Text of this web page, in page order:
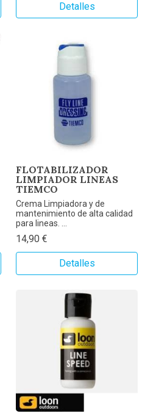
Detalles
FLOTABILIZADOR
LIMPIADOR LINEAS
TIEMCO
Crema Limpiadora y de
mantenimiento de alta calidad
para lineas. ...
14,90 €
Detalles